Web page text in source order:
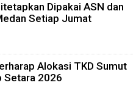
Dipakai ASN dan
Setiap Jumat
Alokasi TKD Sumut
Setara 2026